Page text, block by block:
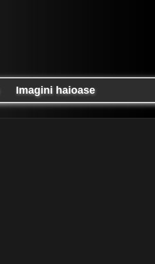
Imagini haioase